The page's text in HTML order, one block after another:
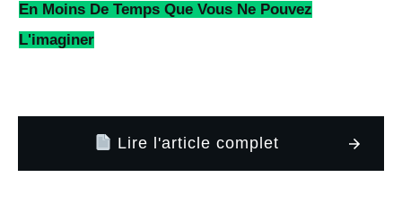
En Moins De Temps Que Vous Ne Pouvez
L'imaginer
Lire l'article complet